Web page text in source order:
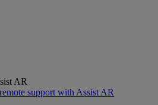
AR
support with Assist AR